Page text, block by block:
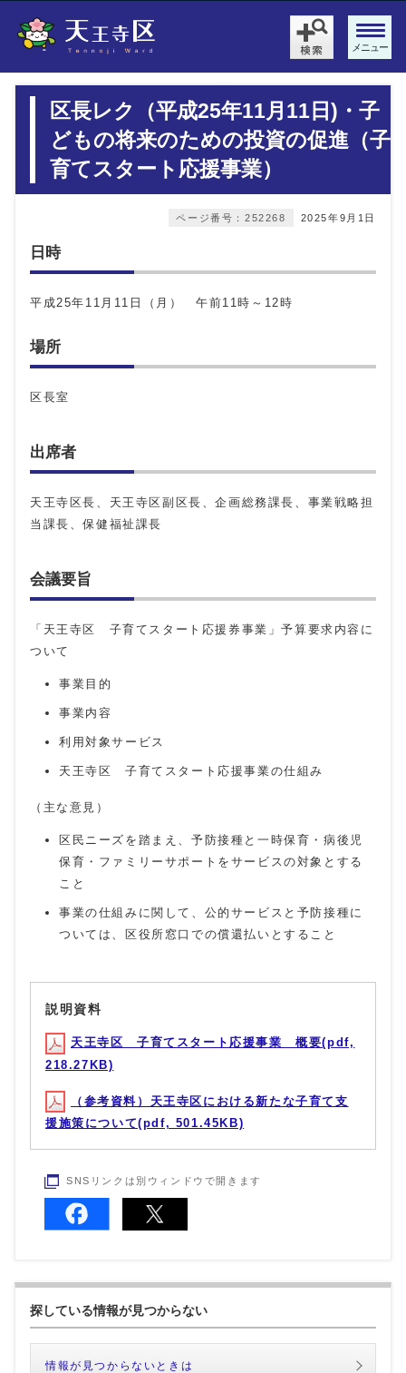
メニュー
区長レク（平成25年11月11日)・子
どもの将来のための投資の促進（子
育てスタート応援事業）
2025年9月1日
ページ番号：252268
日時
平成25年11月11日（月） 午前11時～12時
場所
区長室
出席者
天王寺区長、天王寺区副区長、企画総務課長、事業戦略担
当課長、保健福祉課長
会議要旨
「天王寺区 子育てスタート応援券事業」予算要求内容に
ついて
事業目的
事業内容
利用対象サービス
天王寺区 子育てスタート応援事業の仕組み
（主な意見）
区民ニーズを踏まえ、予防接種と一時保育・病後児
保育・ファミリーサポートをサービスの対象とする
こと
事業の仕組みに関して、公的サービスと予防接種に
ついては、区役所窓口での償還払いとすること
説明資料
天王寺区 子育てスタート応援事業 概要(pdf,
218.27KB)
（参考資料）天王寺区における新たな子育て支
援施策について(pdf, 501.45KB)
SNSリンクは別ウィンドウで開きます
探している情報が見つからない
情報が見つからないときは